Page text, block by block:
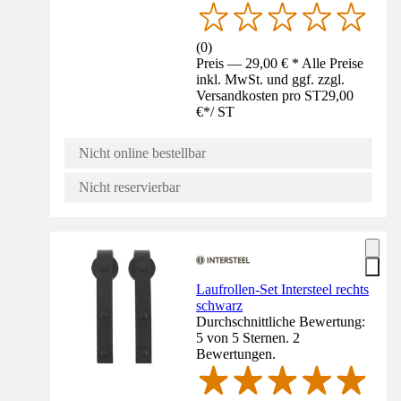
(0)
Preis — 29,00 € * Alle Preise
inkl. MwSt. und ggf. zzgl.
Versandkosten pro ST29,00
€*/ ST
Nicht online bestellbar
Nicht reservierbar
Laufrollen-Set Intersteel rechts
schwarz
Durchschnittliche Bewertung:
5 von 5 Sternen. 2
Bewertungen.